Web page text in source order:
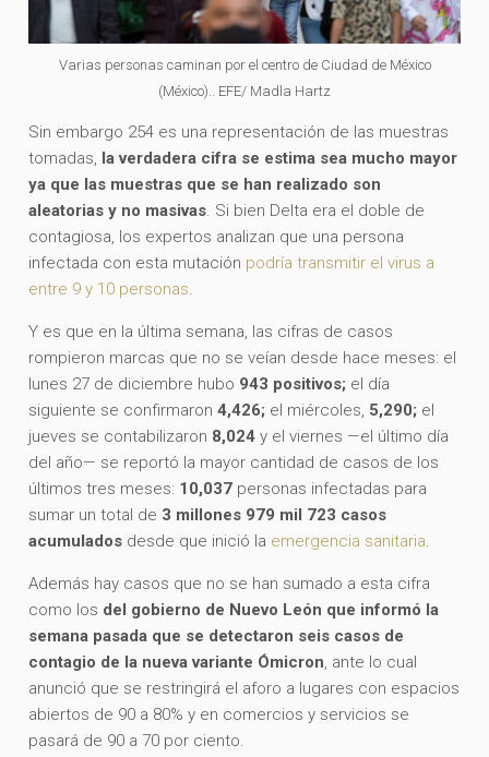
Varias personas caminan por el centro de Ciudad de México
(México).. EFE/ Madla Hartz
Sin embargo 254 es una representación de las muestras
tomadas, la verdadera cifra se estima sea mucho mayor
ya que las muestras que se han realizado son
aleatorias y no masivas. Si bien Delta era el doble de
contagiosa, los expertos analizan que una persona
infectada con esta mutación podría transmitir el virus a
entre 9 y 10 personas.
Y es que en la última semana, las cifras de casos
rompieron marcas que no se veían desde hace meses: el
lunes 27 de diciembre hubo 943 positivos; el día
siguiente se confirmaron4,426; el miércoles, 5,290; el
jueves se contabilizaron 8,024 y el viernes —el último día
del año— se reportó la mayor cantidad de casos de los
últimos tres meses: 10,037 personas infectadas para
sumar un total de 3 millones 979 mil 723 casos
acumulados desde que inició la emergencia sanitaria.
Además hay casos que no se han sumado a esta cifra
como los del gobierno de Nuevo León que informó la
semana pasada que se detectaron seis casos de
contagio de la nueva variante Ómicron, ante lo cual
anunció que se restringirá el aforo a lugares con espacios
abiertos de 90 a 80% y en comercios y servicios se
pasará de 90 a 70 por ciento.